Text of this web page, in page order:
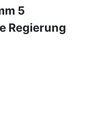
5
Regierung